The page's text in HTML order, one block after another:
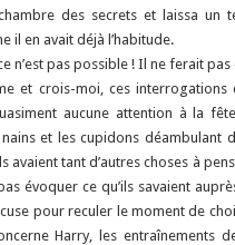
des secrets et laissa un
il en avait déjà l’habitude.
n’est pas possible ! Il ne ferait
et crois-moi, ces
aucune attention à la
et les cupidons déambulant
tant d’autres choses à
évoquer ce qu’ils savaient
pour reculer le moment de
Harry, les entraînements